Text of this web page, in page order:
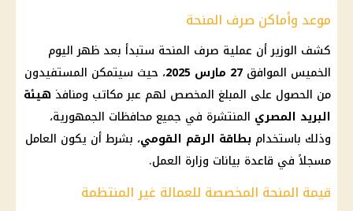
موعد وأماكن صرف المنحة
كشف الوزير أن عملية صرف المنحة ستبدأ بعد ظهر اليوم
الخميس الموافق 27 مارس 2025
، حيث سيتمكن المستفيدون
من الحصول على المبلغ المخصص لهم عبر مكاتب ومنافذ هيئة
البريد المصري المنتشرة في جميعمحافظات الجمهورية،
وذلك باستخدام بطاقة الرقم القومي، بشرط أن يكون العامل
مسجلاً في قاعدة بيانات وزارة العمل.
قيمة المنحة المخصصة للعمالة غير المنتظمة